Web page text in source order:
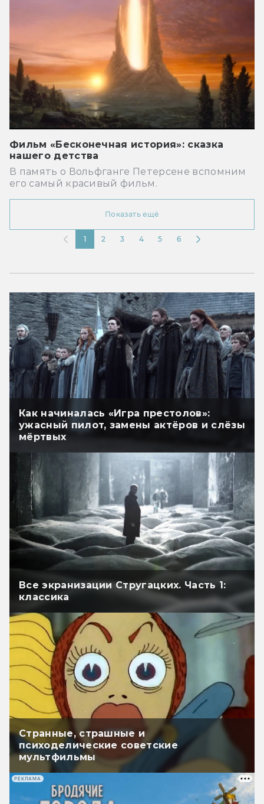
Фильм «Бесконечная история»: сказка
нашего детства
В память о Вольфганге Петерсене вспомним
его самый красивый фильм.
Показать ещё
1 2 3 4 5 6
Как начиналась «Игра престолов»:
ужасный пилот, замены актёров и слёзы
мёртвых
Все экранизации Стругацких. Часть 1:
классика
Странные, страшные и
психоделические советские
мультфильмы
РЕКЛАМА